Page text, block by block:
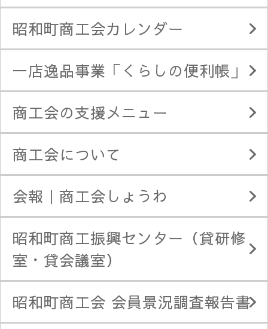
昭和町商工会カレンダー
一店逸品事業「くらしの便利帳」
商工会の支援メニュー
商工会について
会報｜商工会しょうわ
昭和町商工振興センター（貸研修
室・貸会議室）
昭和町商工会 会員景況調査報告書